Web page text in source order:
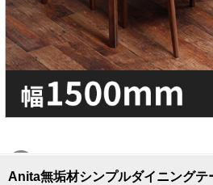
Anita無垢材シンプルダイニング